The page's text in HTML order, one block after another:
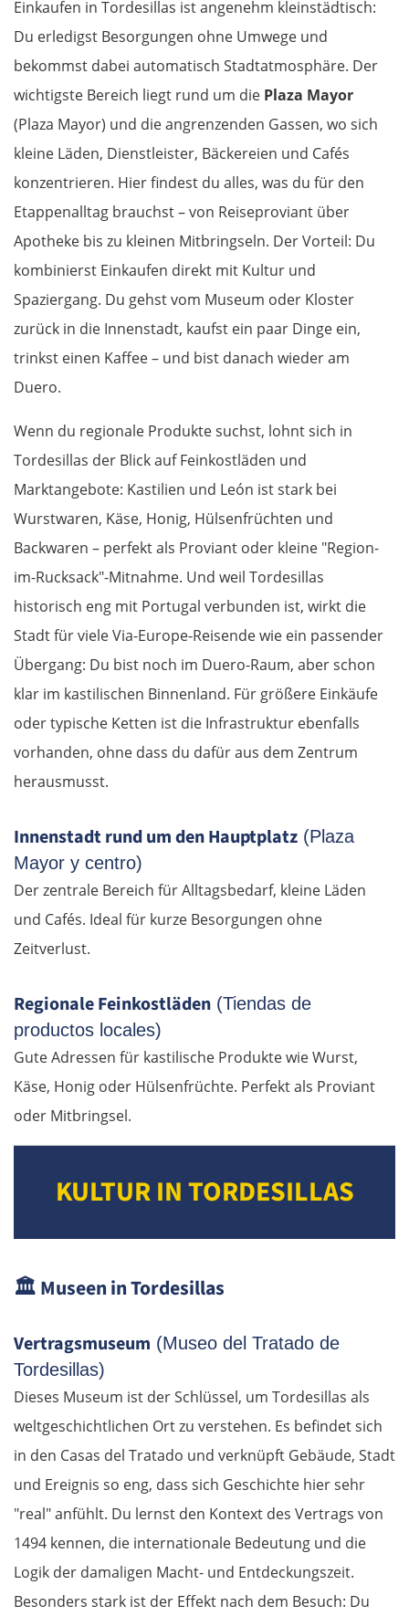
Einkaufen in Tordesillas ist angenehm kleinstädtisch:
Du erledigst Besorgungen ohne Umwege und
bekommst dabei automatisch Stadtatmosphäre. Der
wichtigste Bereich liegt rund um die Plaza Mayor
(Plaza Mayor) und die angrenzenden Gassen, wo sich
kleine Läden, Dienstleister, Bäckereien und Cafés
konzentrieren. Hier findest du alles, was du für den
Etappenalltag brauchst – von Reiseproviant über
Apotheke bis zu kleinen Mitbringseln. Der Vorteil: Du
kombinierst Einkaufen direkt mit Kultur und
Spaziergang. Du gehst vom Museum oder Kloster
zurück in die Innenstadt, kaufst ein paar Dinge ein,
trinkst einen Kaffee – und bist danach wieder am
Duero.
Wenn du regionale Produkte suchst, lohnt sich in
Tordesillas der Blick auf Feinkostläden und
Marktangebote: Kastilien und León ist stark bei
Wurstwaren, Käse, Honig, Hülsenfrüchten und
Backwaren – perfekt als Proviant oder kleine "Region-
im-Rucksack"-Mitnahme. Und weil Tordesillas
historisch eng mit Portugal verbunden ist, wirkt die
Stadt für viele Via-Europe-Reisende wie ein passender
Übergang: Du bist noch im Duero-Raum, aber schon
klar im kastilischen Binnenland. Für größere Einkäufe
oder typische Ketten ist die Infrastruktur ebenfalls
vorhanden, ohne dass du dafür aus dem Zentrum
herausmusst.
Innenstadt rund um den Hauptplatz (Plaza
Mayor y centro)
Der zentrale Bereich für Alltagsbedarf, kleine Läden
und Cafés. Ideal für kurze Besorgungen ohne
Zeitverlust.
Regionale Feinkostläden (Tiendas de
productos locales)
Gute Adressen für kastilische Produkte wie Wurst,
Käse, Honig oder Hülsenfrüchte. Perfekt als Proviant
oder Mitbringsel.
KULTUR IN TORDESILLAS
🏛️Museen in Tordesillas
Vertragsmuseum (Museo del Tratado de
Tordesillas)
Dieses Museum ist der Schlüssel, um Tordesillas als
weltgeschichtlichen Ort zu verstehen. Es befindet sich
in den Casas del Tratado und verknüpft Gebäude, Stadt
und Ereignis so eng, dass sich Geschichte hier sehr
"real" anfühlt. Du lernst den Kontext des Vertrags von
1494 kennen, die internationale Bedeutung und die
Logik der damaligen Macht- und Entdeckungszeit.
Besonders stark ist der Effekt nach dem Besuch: Du